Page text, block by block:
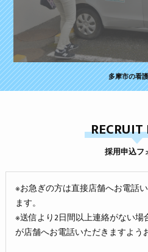
多摩市の看
採用申込フ
※お急ぎの方は直接店舗へお電話
ます。
※送信より2日間以上連絡がない
が店舗へお電話いただきますよう